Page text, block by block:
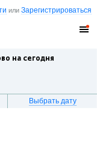
илиЗарегистрироваться
на сегодня
Выбрать дату